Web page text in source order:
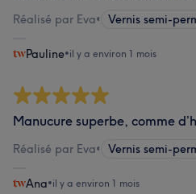
Réalisé par Eva• Vernis semi-
Pauline•il y a environ 1 mois
Manucure superbe, comme
Réalisé par Eva• Vernis semi-
Ana•il y a environ 1 mois